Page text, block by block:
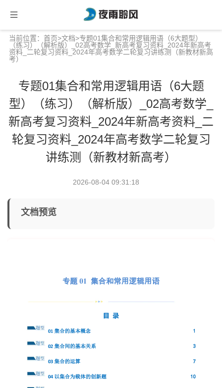
当前位置： 首页>文档>专题01集合和常用逻辑用语（6大题型）
（练习）（解析版）_02高考数学_新高考复习资料_2024年新高考
资料_二轮复习资料_2024年高考数学二轮复习讲练测（新教材新高
考）
专题01集合和常用逻辑用语（6大题
型）（练习）（解析版）_02高考数学_
新高考复习资料_2024年新高考资料_二
轮复习资料_2024年高考数学二轮复习
讲练测（新教材新高考）
2026-08-04 09:31:18
文档预览